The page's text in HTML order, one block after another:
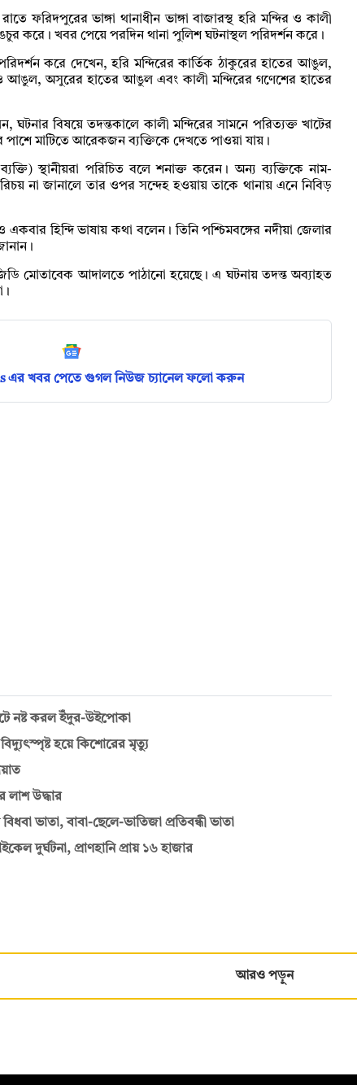
ফরিদপুরের ভাঙ্গা থানাধীন ভাঙ্গা বাজারস্থ হরি মন্দির ও কালী
করে। খবর পেয়ে পরদিন থানা পুলিশ ঘটনাস্থল পরিদর্শন করে।
করে দেখেন, হরি মন্দিরের কার্তিক ঠাকুরের হাতের আঙুল,
আঙুল, অসুরের হাতের আঙুল এবং কালী মন্দিরের গণেশের হাতের
বিষয়ে তদন্তকালে কালী মন্দিরের সামনে পরিত্যক্ত খাটের
মাটিতে আরেকজন ব্যক্তিকে দেখতে পাওয়া যায়।
স্থানীয়রা পরিচিত বলে শনাক্ত করেন। অন্য ব্যক্তিকে নাম-
না জানালে তার ওপর সন্দেহ হওয়ায় তাকে থানায় এনে নিবিড়
একবার হিন্দি ভাষায় কথা বলেন। তিনি পশ্চিমবঙ্গের নদীয়া জেলার
জিডি মোতাবেক আদালতে পাঠানো হয়েছে। এ ঘটনায় তদন্ত অব্যাহত
এর খবর পেতে গুগল নিউজ চ্যানেল ফলো করুন
নষ্ট করল ইঁদুর-উইপোকা
হয়ে কিশোরের মৃত্যু
লাশ উদ্ধার
ভাতা, বাবা-ছেলে-ভাতিজা প্রতিবন্ধী ভাতা
দুর্ঘটনা, প্রাণহানি প্রায় ১৬ হাজার
আরও পড়ুন